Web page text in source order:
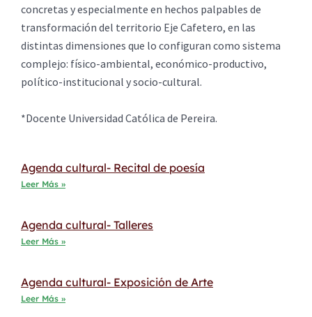
concretas y especialmente en hechos palpables de
transformación del territorio Eje Cafetero, en las
distintas dimensiones que lo configuran como sistema
complejo: físico-ambiental, económico-productivo,
político-institucional y socio-cultural.
*Docente Universidad Católica de Pereira.
Agenda cultural- Recital de poesía
Leer Más »
Agenda cultural- Talleres
Leer Más »
Agenda cultural- Exposición de Arte
Leer Más »